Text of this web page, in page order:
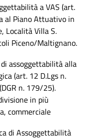
a VAS (art.
al Piano Attuativo in
Località Villa S.
Piceno/Maltignano.
assoggettabilità alla
(art. 12 D.Lgs n.
n. 179/25).
in più
commerciale
di Assoggettabilità